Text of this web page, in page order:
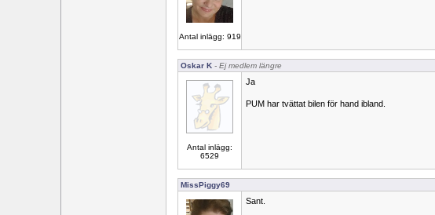
Antal inlägg: 919
Oskar K - Ej medlem längre
Antal inlägg:
6529
Ja
PUM har tvättat bilen för hand ibland.
MissPiggy69
Sant.